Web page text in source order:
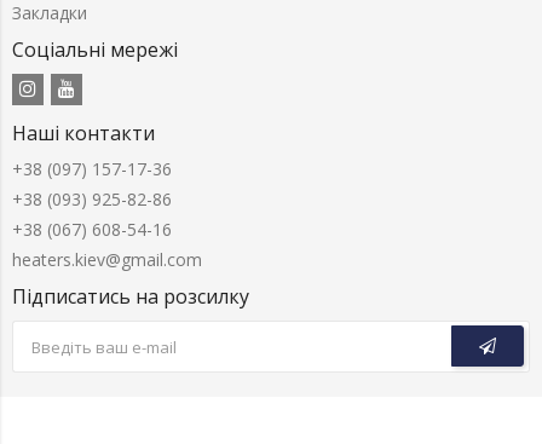
Закладки
Соціальні мережі
Наші контакти
+38 (097) 157-17-36
+38 (093) 925-82-86
+38 (067) 608-54-16
heaters.kiev@gmail.com
Підписатись на розсилку